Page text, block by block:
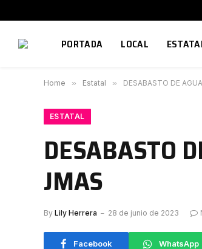
PORTADA LOCAL
Home » Estatal » DESABASTO DE
ESTATAL
DESABASTO
JMAS
By Lily Herrera 28 de junio de 2023
Facebook WhatsApp